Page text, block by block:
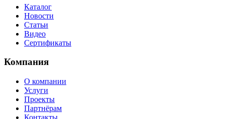
Каталог
Новости
Статьи
Видео
Сертификаты
Компания
О компании
Услуги
Проекты
Партнёрам
Контакты